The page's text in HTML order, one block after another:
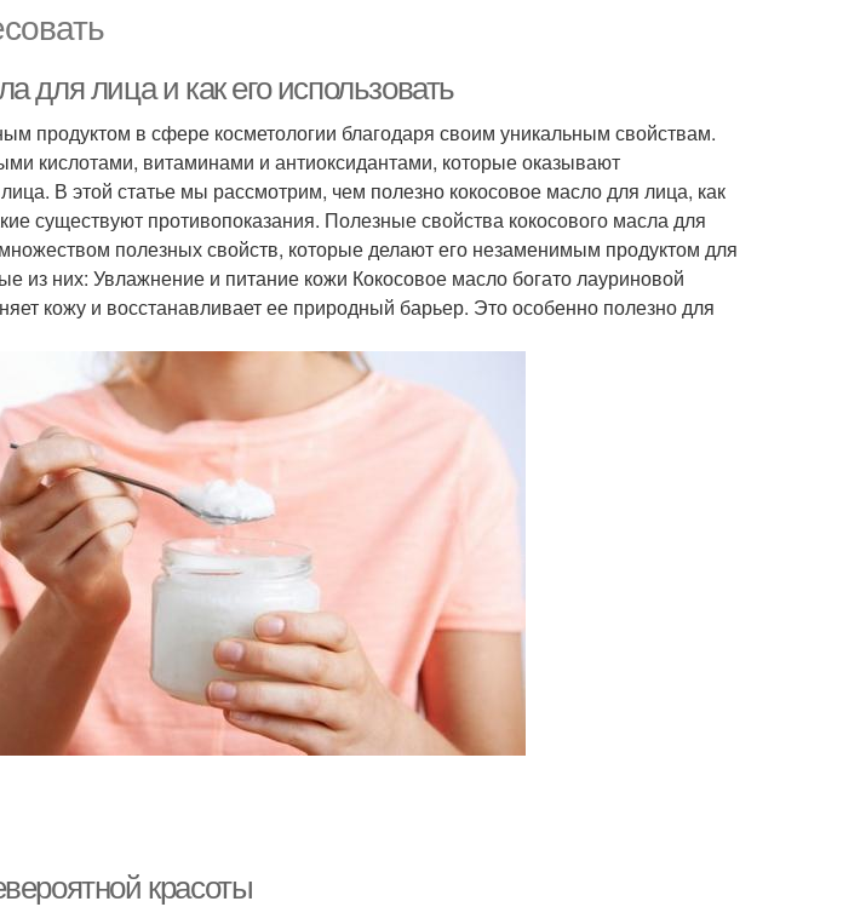
для лица и как его использовать
продуктом в сфере косметологии благодаря своим уникальным свойствам.
кислотами, витаминами и антиоксидантами, которые оказывают
В этой статье мы рассмотрим, чем полезно кокосовое масло для лица, как
существуют противопоказания. Полезные свойства кокосового масла для
полезных свойств, которые делают его незаменимым продуктом для
из них: Увлажнение и питание кожи Кокосовое масло богато лауриновой
кожу и восстанавливает ее природный барьер. Это особенно полезно для
красоты